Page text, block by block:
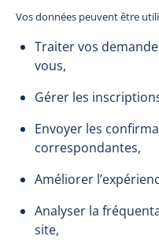
Vos données peuvent être
Traiter vos
vous,
Gérer les
Envoyer les
correspondantes,
Améliorer
Analyser la
site,